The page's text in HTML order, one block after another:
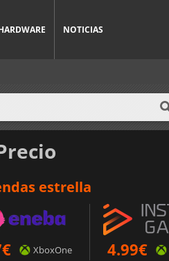
NOTICIAS
estrella
€ XboxOne 4.99€